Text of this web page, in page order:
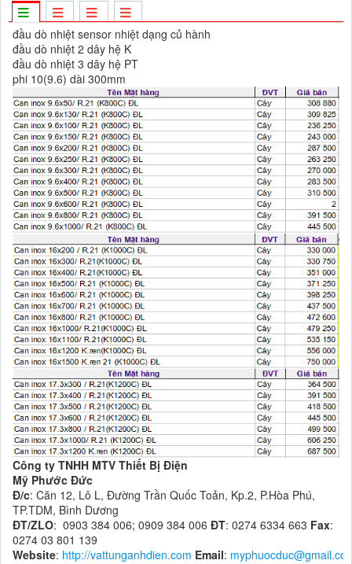
đầu dò nhiệt sensor nhiệt dạng củ hành
đầu dò nhiệt 2 dây hệ K
đầu dò nhiệt 3 dây hệ PT
phi 10(9.6) dài 300mm
Công ty TNHH MTV Thiết Bị Điện
Mỹ Phước Đức
Đ/c: Căn 12, Lô L, Đường Trần Quốc Toản, Kp.2, P.Hòa Phú,
TP.TDM, Bình Dương
ĐT/ZLO: 0903 384 006; 0909 384 006 ĐT: 0274 6334 663 Fax:
0274 03 801 139
Website: http://vattunganhdien.com Email: